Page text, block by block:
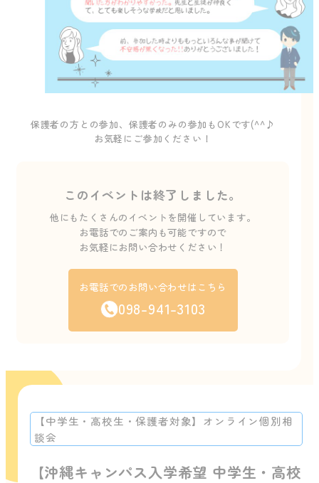
保護者の方との参加、保護者のみの参加もOKです(^^♪
お気軽にご参加ください！
このイベントは終了しました。
他にもたくさんのイベントを開催しています。
お電話でのご案内も可能ですので
お気軽にお問い合わせください！
お電話でのお問い合わせはこちら
098-941-3103
【沖縄キャンパス入学希望 中学生・高校
【中学生・高校生・保護者対象】オンライン個別相
談会